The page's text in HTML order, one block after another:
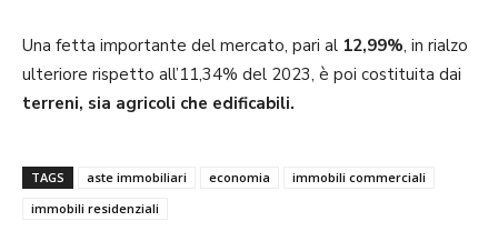
Una fetta importante del mercato, pari al 12,99%, in rialzo
ulteriore rispetto all’11,34% del 2023, è poi costituita dai
terreni, sia agricoli che edificabili.
TAGS aste immobiliari economia
immobili commerciali
immobili residenziali